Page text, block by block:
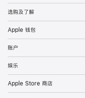
选购及了解
Apple 钱包
账户
娱乐
Apple Store 商店